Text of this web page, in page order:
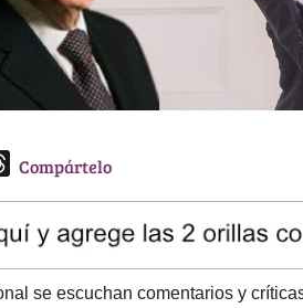
T
e
a
d
Compártelo
se escuchan comentarios y